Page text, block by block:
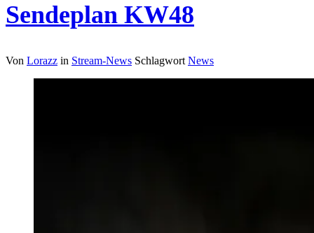
Sendeplan KW48
Von Lorazz in Stream-News Schlagwort News